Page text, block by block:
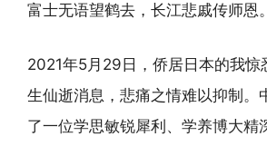
富士无语望鹤去，长江悲戚传师恩。
2021年5月29日，侨居日本的我惊
生仙逝消息，悲痛之情难以抑制。
了一位学思敏锐犀利、学养博大精